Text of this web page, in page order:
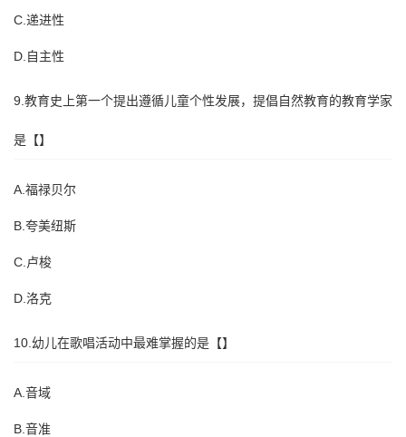
C.递进性
D.自主性
9.教育史上第一个提出遵循儿童个性发展，提倡自然教育的教育学家
是【】
A.福禄贝尔
B.夸美纽斯
C.卢梭
D.洛克
10.幼儿在歌唱活动中最难掌握的是【】
A.音域
B.音准